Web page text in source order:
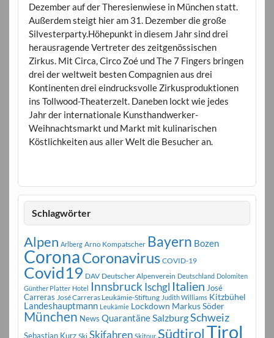
Dezember auf der Theresienwiese in München statt.
Außerdem steigt hier am 31. Dezember die große
Silvesterparty.Höhepunkt in diesem Jahr sind drei
herausragende Vertreter des zeitgenössischen
Zirkus. Mit Circa, Circo Zoé und The 7 Fingers bringen
drei der weltweit besten Compagnien aus drei
Kontinenten drei eindrucksvolle Zirkusproduktionen
ins Tollwood-Theaterzelt. Daneben lockt wie jedes
Jahr der internationale Kunsthandwerker-
Weihnachtsmarkt und Markt mit kulinarischen
Köstlichkeiten aus aller Welt die Besucher an.
Schlagwörter
Alpen Arlberg Arno Kompatscher Bayern Bozen
CoronaCoronavirus COVID-19
Covid19 DAV Deutscher Alpenverein Deutschland Dolomiten
Günther Platter Hotel Innsbruck Ischgl Italien José
Carreras José Carreras Leukämie-Stiftung Judith Williams Kitzbühel
Landeshauptmann Leukämie Lockdown Markus Söder
München News QuarantäneSalzburgSchweiz
Sebastian Kurz Ski Skifahren Skitour SüdtirolTirol